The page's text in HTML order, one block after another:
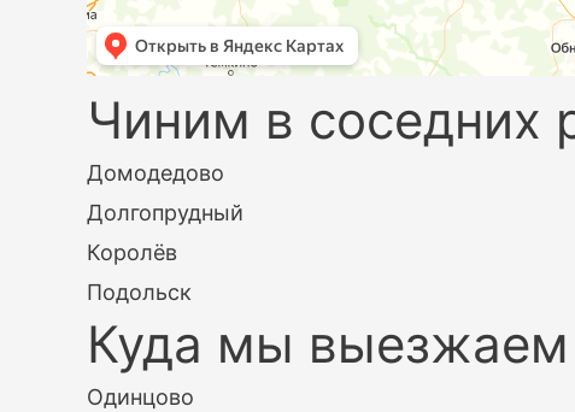
Чиним в соседних
Домодедово
Долгопрудный
Королёв
Подольск
Куда мы выезжаем
Одинцово